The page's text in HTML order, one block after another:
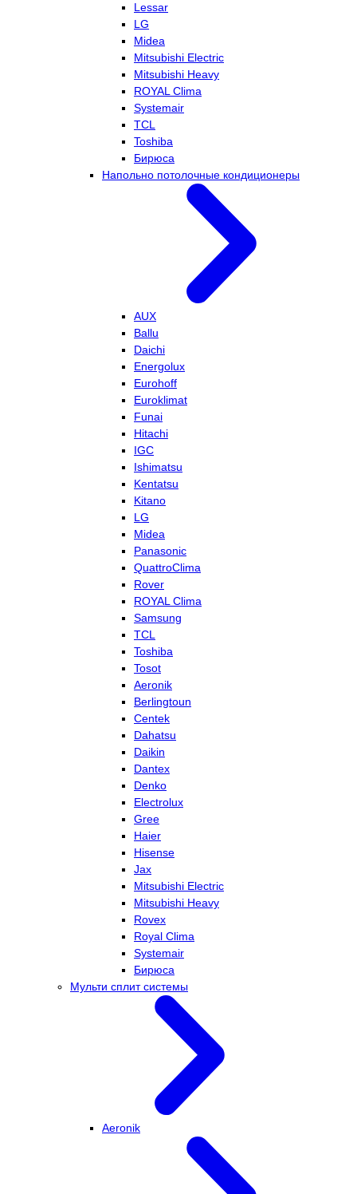
Lessar
LG
Midea
Mitsubishi Electric
Mitsubishi Heavy
ROYAL Clima
Systemair
TCL
Toshiba
Бирюса
Напольно потолочные кондиционеры
AUX
Ballu
Daichi
Energolux
Eurohoff
Euroklimat
Funai
Hitachi
IGC
Ishimatsu
Kentatsu
Kitano
LG
Midea
Panasonic
QuattroClima
Rover
ROYAL Clima
Samsung
TCL
Toshiba
Tosot
Aeronik
Berlingtoun
Centek
Dahatsu
Daikin
Dantex
Denko
Electrolux
Gree
Haier
Hisense
Jax
Mitsubishi Electric
Mitsubishi Heavy
Rovex
Royal Clima
Systemair
Бирюса
Мульти сплит системы
Aeronik